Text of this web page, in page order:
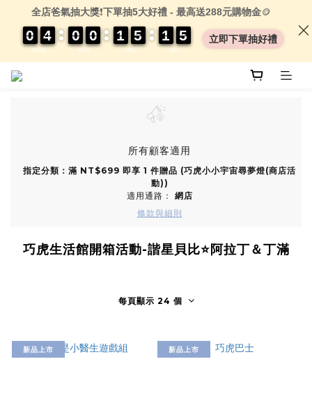
所有顧客適用
指定分類：滿 NT$699 即享 1 件贈品 (巧虎小小宇宙尋夢燈(商店活
動))
適用通路： 網店
條款與細則
巧虎生活館開箱活動-諧星貝比⭐️阿拉丁＆丁滿
每頁顯示 24 個
新品上市 新品上市
全店爸氣抽大獎❗下單抽5大好禮 - 最高送288元購物金🪙
DAYS
0
0
0
0 4
4
4
4
HRS
0
0
0
0 0
0
0
0
MIN
1
1
1
1 5
5
5
5
SEC
1
1
1
1 0
0
5
5
4 立即下單抽好禮